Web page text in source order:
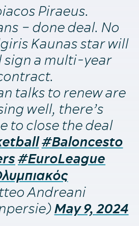
Piraeus.
– done deal. No
Kaunas star will
sign a multi-year
talks to renew are
well, there’s
to close the deal
#Baloncesto
#EuroLeague
Andreani
May 9, 2024